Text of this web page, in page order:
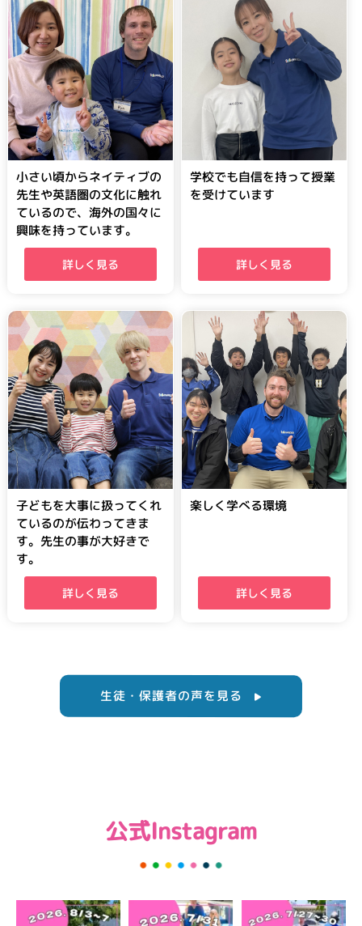
小さい頃からネイティブの
先生や英語圏の文化に触れ
ているので、海外の国々に
興味を持っています。
詳しく見る
学校でも自信を持って授業
を受けています
詳しく見る
子どもを大事に扱ってくれ
ているのが伝わってきま
す。先生の事が大好きで
す。
詳しく見る
楽しく学べる環境
詳しく見る
生徒・保護者の声を見る
公式Instagram